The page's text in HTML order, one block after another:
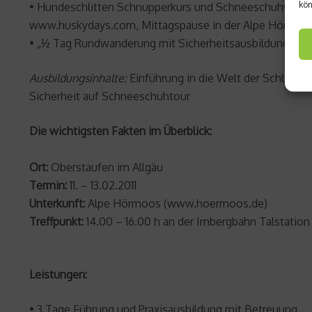
• Hundeschlitten Schnupperkurs und
www.huskydays.com, Mittagspause in der Alpe
• „½ Tag Rundwanderung mit Sicherheitsausbildung mit
Ausbildungsinhalte:Einführung in die Welt der
Sicherheit auf Schneeschuhtour
Die wichtigsten Fakten im Überblick:
Ort: Oberstaufen im Allgäu
Termin: 11. – 13.02.2011
Unterkunft: Alpe Hörmoos (www.hoermoos.de)
Treffpunkt: 14.00 – 16.00 h an der Imbergbahn
Leistungen:
• 3 Tage Führung und Praxisausbildung mit Betreuung